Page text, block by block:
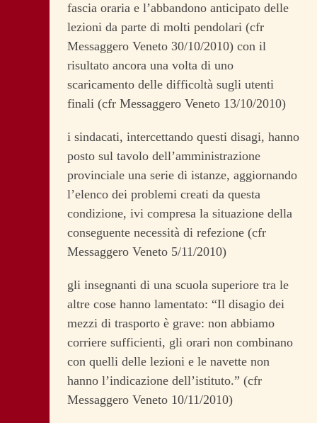
fascia oraria e l’abbandono anticipato delle
lezioni da parte di molti pendolari (cfr
Messaggero Veneto 30/10/2010) con il
risultato ancora una volta di uno
scaricamento delle difficoltà sugli utenti
finali (cfr Messaggero Veneto 13/10/2010)
i sindacati, intercettando questi disagi, hanno
posto sul tavolo dell’amministrazione
provinciale una serie di istanze, aggiornando
l’elenco dei problemi creati da questa
condizione, ivi compresa la situazione della
conseguente necessità di refezione (cfr
Messaggero Veneto 5/11/2010)
gli insegnanti di una scuola superiore tra le
altre cose hanno lamentato: “Il disagio dei
mezzi di trasporto è grave: non abbiamo
corriere sufficienti, gli orari non combinano
con quelli delle lezioni e le navette non
hanno l’indicazione dell’istituto.” (cfr
Messaggero Veneto 10/11/2010)